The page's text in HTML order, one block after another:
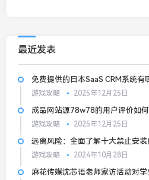
最近发表
免费提供的日本SaaS CRM系统有
游戏攻略 2025年12月25日
成品网站源78w78的用户评价如何
游戏攻略 2025年12月25日
远离风险：全面了解十大禁止安
游戏攻略 2024年10月28日
麻花传媒沈芯语老师家访活动对学